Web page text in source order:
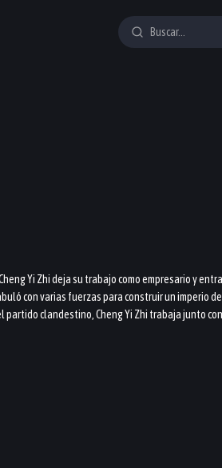
Yi Zhi deja su trabajo como empresario y
con varias fuerzas para construir un imperio
partido clandestino, Cheng Yi Zhi trabaja junto